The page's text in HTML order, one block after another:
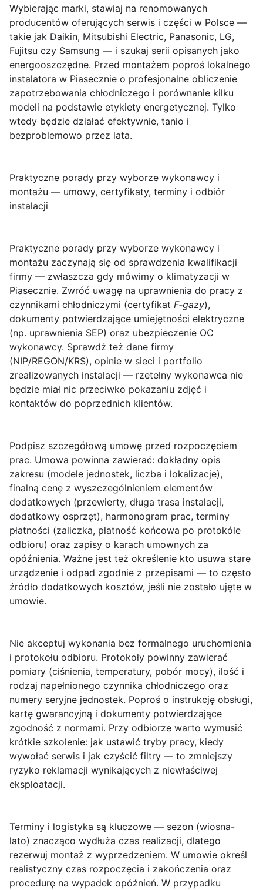
Wybierając marki, stawiaj na renomowanych
producentów oferujących serwis i części w Polsce —
takie jak Daikin, Mitsubishi Electric, Panasonic, LG,
Fujitsu czy Samsung — i szukaj serii opisanych jako
energooszczędne. Przed montażem poproś lokalnego
instalatora w Piasecznie o profesjonalne obliczenie
zapotrzebowania chłodniczego i porównanie kilku
modeli na podstawie etykiety energetycznej. Tylko
wtedy będzie działać efektywnie, tanio i
bezproblemowo przez lata.
Praktyczne porady przy wyborze wykonawcy i
montażu — umowy, certyfikaty, terminy i odbiór
instalacji
Praktyczne porady przy wyborze wykonawcy i
montażu zaczynają się od sprawdzenia kwalifikacji
firmy — zwłaszcza gdy mówimy o klimatyzacji w
Piasecznie. Zwróć uwagę na uprawnienia do pracy z
czynnikami chłodniczymi (certyfikat F‑gazy),
dokumenty potwierdzające umiejętności elektryczne
(np. uprawnienia SEP) oraz ubezpieczenie OC
wykonawcy. Sprawdź też dane firmy
(NIP/REGON/KRS), opinie w sieci i portfolio
zrealizowanych instalacji — rzetelny wykonawca nie
będzie miał nic przeciwko pokazaniu zdjęć i
kontaktów do poprzednich klientów.
Podpisz szczegółową umowę przed rozpoczęciem
prac. Umowa powinna zawierać: dokładny opis
zakresu (modele jednostek, liczba i lokalizacje),
finalną cenę z wyszczególnieniem elementów
dodatkowych (przewierty, długa trasa instalacji,
dodatkowy osprzęt), harmonogram prac, terminy
płatności (zaliczka, płatność końcowa po protokóle
odbioru) oraz zapisy o karach umownych za
opóźnienia. Ważne jest też określenie kto usuwa stare
urządzenie i odpad zgodnie z przepisami — to często
źródło dodatkowych kosztów, jeśli nie zostało ujęte w
umowie.
Nie akceptuj wykonania bez formalnego uruchomienia
i protokołu odbioru. Protokoły powinny zawierać
pomiary (ciśnienia, temperatury, pobór mocy), ilość i
rodzaj napełnionego czynnika chłodniczego oraz
numery seryjne jednostek. Poproś o instrukcję obsługi,
kartę gwarancyjną i dokumenty potwierdzające
zgodność z normami. Przy odbiorze warto wymusić
krótkie szkolenie: jak ustawić tryby pracy, kiedy
wywołać serwis i jak czyścić filtry — to zmniejszy
ryzyko reklamacji wynikających z niewłaściwej
eksploatacji.
Terminy i logistyka są kluczowe — sezon (wiosna-
lato) znacząco wydłuża czas realizacji, dlatego
rezerwuj montaż z wyprzedzeniem. W umowie określ
realistyczny czas rozpoczęcia i zakończenia oraz
procedurę na wypadek opóźnień. W przypadku